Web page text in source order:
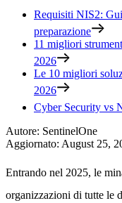
Requisiti NIS2:
preparazione
11 migliori
2026
Le 10 migliori
2026
Cyber Security vs
Autore: SentinelOne
Aggiornato: August 25,
Entrando nel 2025, le
organizzazioni di tutte le